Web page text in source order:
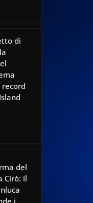
di
record
del
Cirò: il
i